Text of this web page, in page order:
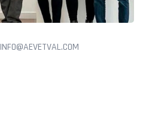
INFO@AEVETVAL.COM